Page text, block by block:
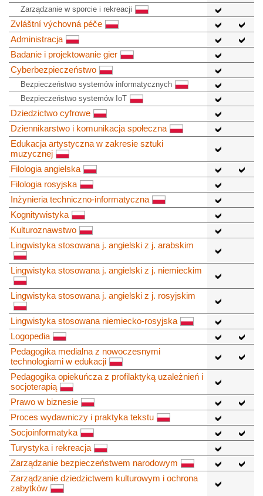
Zarządzanie w sporcie i rekreacji
Zvláštní výchovná péče
Administracja
Badanie i projektowanie gier
Cyberbezpieczeństwo
Bezpieczeństwo systemów informatycznych
Bezpieczeństwo systemów IoT
Dziedzictwo cyfrowe
Dziennikarstwo i komunikacja społeczna
Edukacja artystyczna w zakresie sztuki
muzycznej
Filologia angielska
Filologia rosyjska
Inżynieria techniczno-informatyczna
Kognitywistyka
Kulturoznawstwo
Lingwistyka stosowana j. angielski z j. arabskim
Lingwistyka stosowana j. angielski z j. niemieckim
Lingwistyka stosowana j. angielski z j. rosyjskim
Lingwistyka stosowana niemiecko-rosyjska
Logopedia
Pedagogika medialna z nowoczesnymi
technologiami w edukacji
Pedagogika opiekuńcza z profilaktyką uzależnień i
socjoterapią
Prawo w biznesie
Proces wydawniczy i praktyka tekstu
Socjoinformatyka
Turystyka i rekreacja
Zarządzanie bezpieczeństwem narodowym
Zarządzanie dziedzictwem kulturowym i ochrona
zabytków